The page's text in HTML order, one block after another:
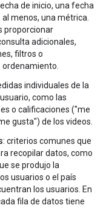
de inicio, una fecha
menos, una métrica.
proporcionar
adicionales,
filtros o
individuales de la
como las
o calificaciones ("me
gusta") de los videos.
: criterios comunes que
recopilar datos, como
se produjo la
usuarios o el país
los usuarios. En
fila de datos tiene